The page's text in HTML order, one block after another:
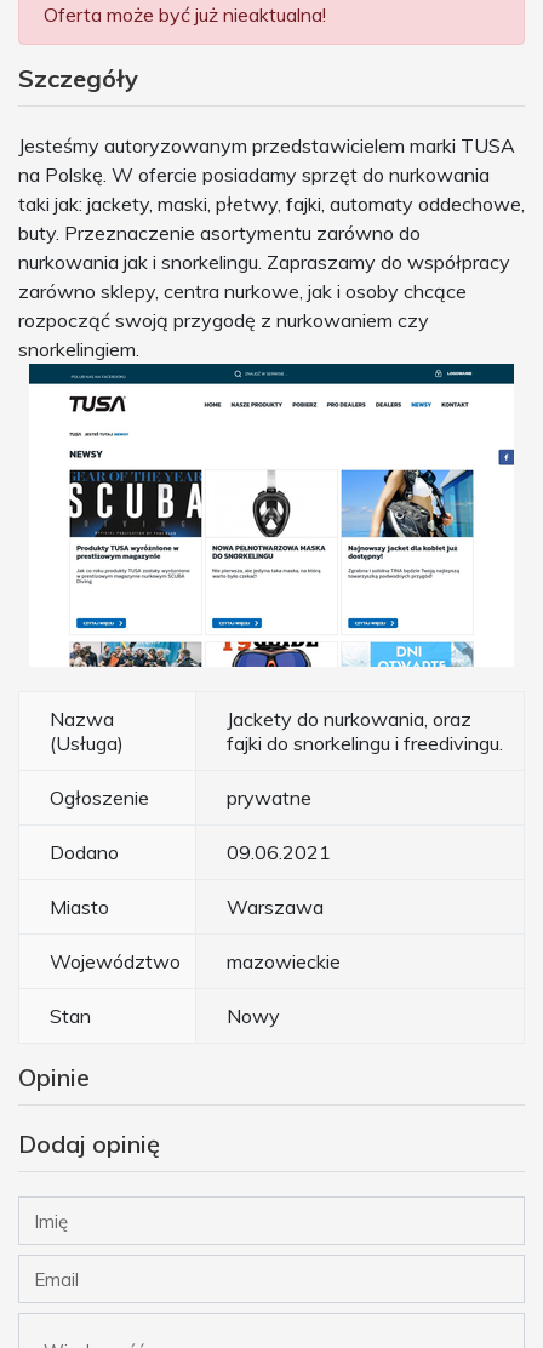
Oferta może być już nieaktualna!
Szczegóły
Jesteśmy autoryzowanym przedstawicielem marki TUSA
na Polskę. W ofercie posiadamy sprzęt do nurkowania
taki jak: jackety, maski, płetwy, fajki, automaty oddechowe,
buty. Przeznaczenie asortymentu zarówno do
nurkowania jak i snorkelingu. Zapraszamy do współpracy
zarówno sklepy, centra nurkowe, jak i osoby chcące
rozpocząć swoją przygodę z nurkowaniem czy
snorkelingiem.
Nazwa
(Usługa)
Jackety do nurkowania, oraz
fajki do snorkelingu i freedivingu.
Ogłoszenie prywatne
Dodano 09.06.2021
Miasto Warszawa
Województwo mazowieckie
Stan Nowy
Opinie
Dodaj opinię